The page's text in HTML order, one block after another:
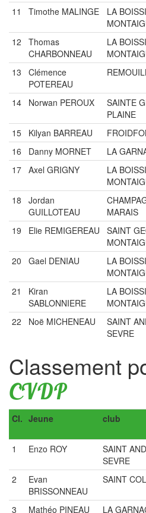
11 Timothe MALINGE
LA
12
Thomas
CHARBONNEAU
LA
13
Clémence
POTEREAU
14 Norwan PEROUX
SAINTE
PLAINE
15 Kilyan BARREAU
16
Danny MORNET LA
17 Axel GRIGNY
LA
18
Jordan
GUILLOTEAU
MARAIS
19 Elie REMIGEREAU
SAINT
20 Gael DENIAU
LA
21
Kiran
SABLONNIERE
LA
22 Noë MICHENEAU
SAINT
SEVRE
Classement
CVDP
Cl. Jeune club
1
Enzo ROY
SAINT
SEVRE
2
Evan
BRISSONNEAU
SAINT
3 Mathéo PINEAU LA